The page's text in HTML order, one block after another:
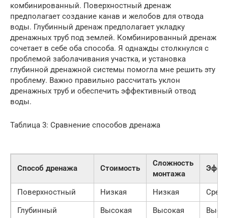
комбинированный. Поверхностный дренаж
предполагает создание канав и желобов для отвода
воды. Глубинный дренаж предполагает укладку
дренажных труб под землей. Комбинированный дренаж
сочетает в себе оба способа. Я однажды столкнулся с
проблемой заболачивания участка, и установка
глубинной дренажной системы помогла мне решить эту
проблему. Важно правильно рассчитать уклон
дренажных труб и обеспечить эффективный отвод
воды.
Таблица 3: Сравнение способов дренажа
Способ дренажа Стоимость
Сложность
монтажа
Поверхностный Низкая Низкая
Глубинный
Высокая Высокая